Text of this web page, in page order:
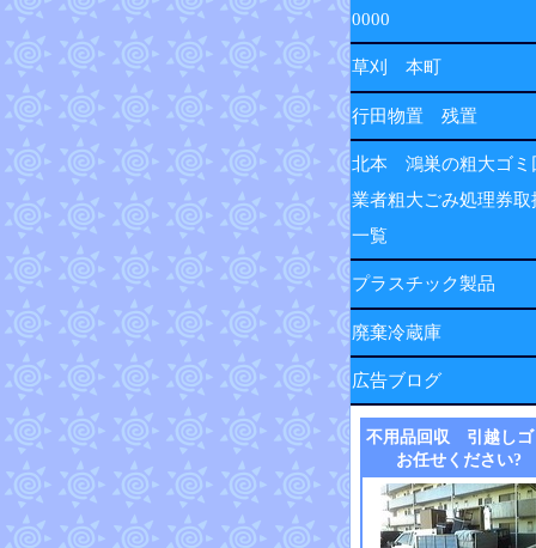
0000
草刈 本町
行田物置 残置
北本 鴻巣の粗大ゴミ
業者粗大ごみ処理券取
一覧
プラスチック製品
廃棄冷蔵庫
広告ブログ
不用品回収 引越しゴ
お任せください?